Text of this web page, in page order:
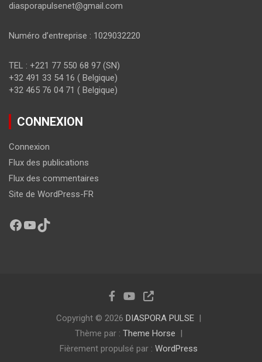
diasporapulsenet@gmail.com
Numéro d’entreprise : 1029032220
TEL : +221 77 550 68 97 (SN)
+32 491 33 54 16 ( Belgique)
+32 465 76 04 71 ( Belgique)
CONNEXION
Connexion
Flux des publications
Flux des commentaires
Site de WordPress-FR
Copyright © 2026 DIASPORA PULSE
Thème par : Theme Horse
Fièrement propulsé par : WordPress